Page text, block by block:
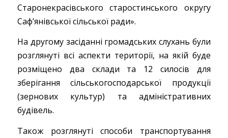
Старонекрасівського старостинського округу
Саф’янівської сільської ради».
На другому засіданні громадських слухань були
розглянуті всі аспекти території, на якій буде
розміщено два склади та 12 силосів для
зберігання сільськогосподарської продукції
(зернових культур) та адміністративних
будівель.
Також розглянуті способи транспортування